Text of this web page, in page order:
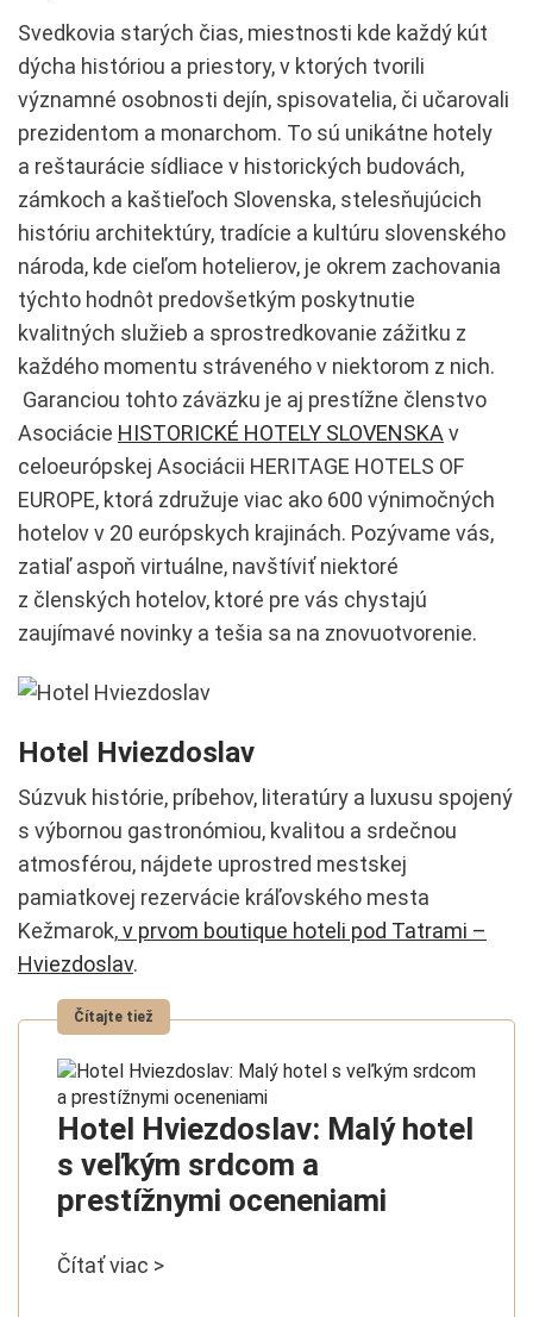
Svedkovia starých čias, miestnosti kde každý kút
dýcha históriou a priestory, v ktorých tvorili
významné osobnosti dejín, spisovatelia, či učarovali
prezidentom a monarchom. To sú unikátne hotely
a reštaurácie sídliace v historických budovách,
zámkoch a kaštieľoch Slovenska, stelesňujúcich
históriu architektúry, tradície a kultúru slovenského
národa, kde cieľom hotelierov, je okrem zachovania
týchto hodnôt predovšetkým poskytnutie
kvalitných služieb a sprostredkovanie zážitku z
každého momentu stráveného v niektorom z nich.
Garanciou tohto záväzku je aj prestížne členstvo
Asociácie HISTORICKÉ HOTELY SLOVENSKA v
celoeurópskej Asociácii HERITAGE HOTELS OF
EUROPE, ktorá združuje viac ako 600 výnimočných
hotelov v 20 európskych krajinách. Pozývame vás,
zatiaľ aspoň virtuálne, navštíviť niektoré
z členských hotelov, ktoré pre vás chystajú
zaujímavé novinky a tešia sa na znovuotvorenie.
Hotel Hviezdoslav
Súzvuk histórie, príbehov, literatúry a luxusu spojený
s výbornou gastronómiou, kvalitou a srdečnou
atmosférou, nájdete uprostred mestskej
pamiatkovej rezervácie kráľovského mesta
Kežmarok,v prvom boutique hoteli pod Tatrami –
Hviezdoslav.
Hotel Hviezdoslav: Malý hotel
s veľkým srdcom a
prestížnymi oceneniami
Čítať viac >